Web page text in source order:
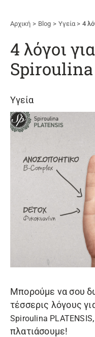
Αρχική Blog Υγεία 4
4 λόγοι
Spiroulina
Υγεία
Μπορούμε να σου
τέσσερις λόγους
Spiroulina PLATENSIS
πλατιάσουμε!